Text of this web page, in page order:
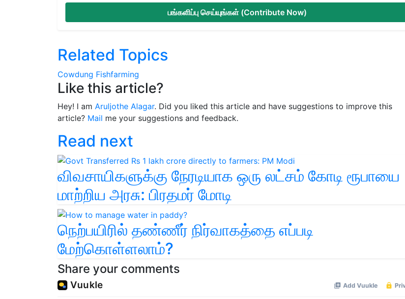
பங்களிப்பு செய்யுங்கள் (Contribute Now)
Related Topics
Cowdung Fishfarming
Like this article?
Hey! I am Aruljothe Alagar. Did you liked this article and have suggestions to improve this
article? Mail me your suggestions and feedback.
Read next
விவசாயிகளுக்கு நேரடியாக ஒரு லட்சம் கோடி ரூபாயை
மாற்றிய அரசு: பிரதமர் மோடி
நெற்பயிரில் தண்ணீர் நிர்வாகத்தை எப்படி
மேற்கொள்ளலாம்?
Share your comments